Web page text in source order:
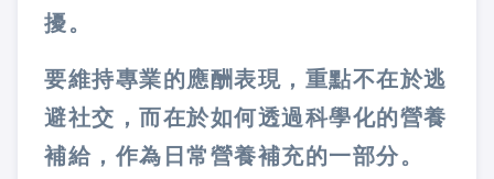
擾。
要維持專業的應酬表現，重點不在於逃
避社交，而在於如何透過科學化的營養
補給，作為日常營養補充的一部分。